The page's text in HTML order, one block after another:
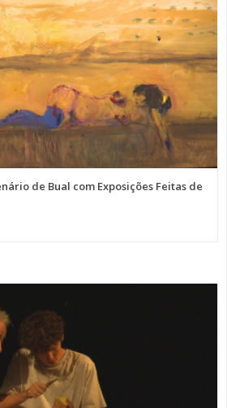
de Bual com Exposições Feitas de